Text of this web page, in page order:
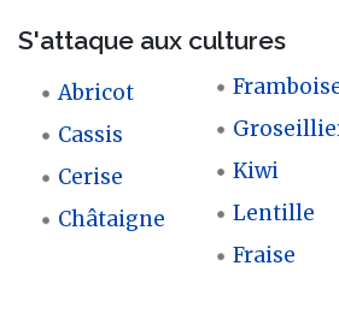
S'attaque aux cultures
Abricot
Cassis
Cerise
Châtaigne
Kiwi
Lentille
Fraise